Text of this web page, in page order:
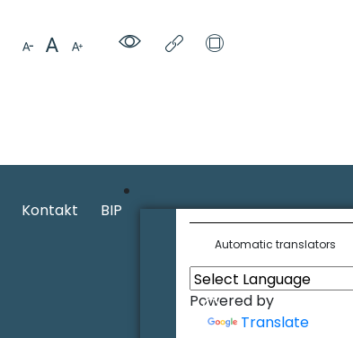
Kontakt BIP
Automatic translators
Powered by
Translate